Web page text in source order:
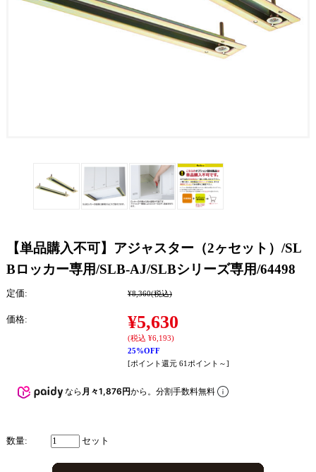
【単品購入不可】アジャスター（2ヶセット）/SL
Bロッカー専用/SLB-AJ/SLBシリーズ専用/64498
定価: ¥8,360(税込)
価格: ¥5,630
(税込 ¥6,193)
25%OFF
[ポイント還元 61ポイント～]
なら 月々1,876円から。分割手数料無料
数量: セット